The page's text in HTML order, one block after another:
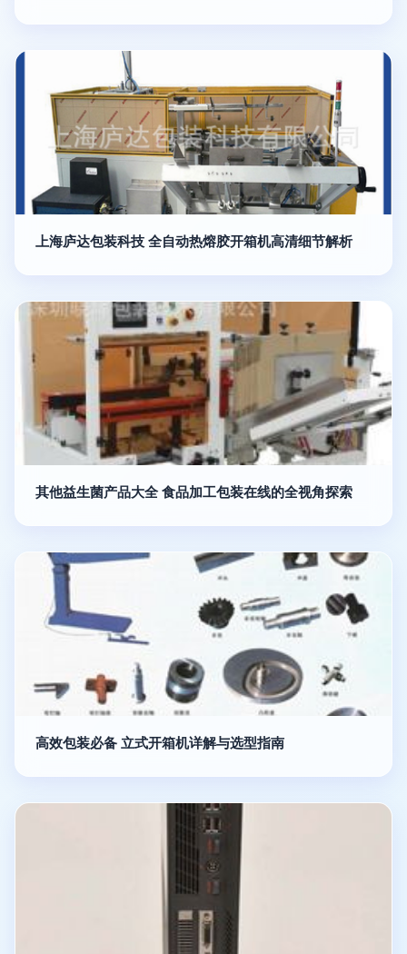
上海庐达包装科技 全自动热熔胶开箱机高清细节解析
其他益生菌产品大全 食品加工包装在线的全视角探索
高效包装必备 立式开箱机详解与选型指南